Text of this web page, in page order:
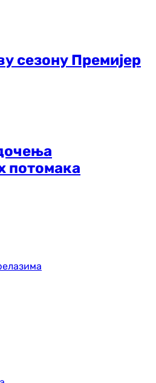
сезону Премијер
потомака